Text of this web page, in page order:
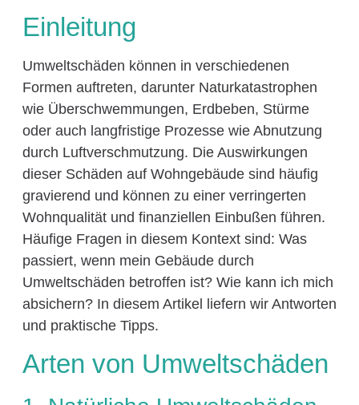
Einleitung
Umweltschäden können in verschiedenen
Formen auftreten, darunter Naturkatastrophen
wie Überschwemmungen, Erdbeben, Stürme
oder auch langfristige Prozesse wie Abnutzung
durch Luftverschmutzung. Die Auswirkungen
dieser Schäden auf Wohngebäude sind häufig
gravierend und können zu einer verringerten
Wohnqualität und finanziellen Einbußen führen.
Häufige Fragen in diesem Kontext sind: Was
passiert, wenn mein Gebäude durch
Umweltschäden betroffen ist? Wie kann ich mich
absichern? In diesem Artikel liefern wir Antworten
und praktische Tipps.
Arten von Umweltschäden